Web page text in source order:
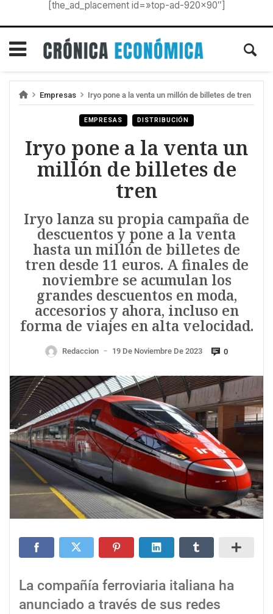
[the_ad_placement id=»top-ad-920×90″]
Empresas Iryo pone a la venta un millón de billetes de tren
EMPRESAS DISTRIBUCIÓN
Iryo pone a la venta un
millón de billetes de
tren
Iryo lanza su propia campaña de
descuentos y pone a la venta
hasta un millón de billetes de
tren desde 11 euros. A finales de
noviembre se acumulan los
grandes descuentos en moda,
accesorios y ahora, incluso en
forma de viajes en alta velocidad.
Redaccion — 19 De Noviembre De 2023 0
La compañía ferroviaria italiana ha
anunciado a través de sus redes